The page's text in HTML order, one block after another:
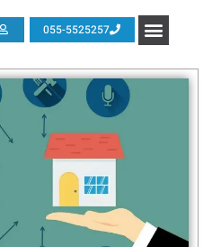
055-5525257